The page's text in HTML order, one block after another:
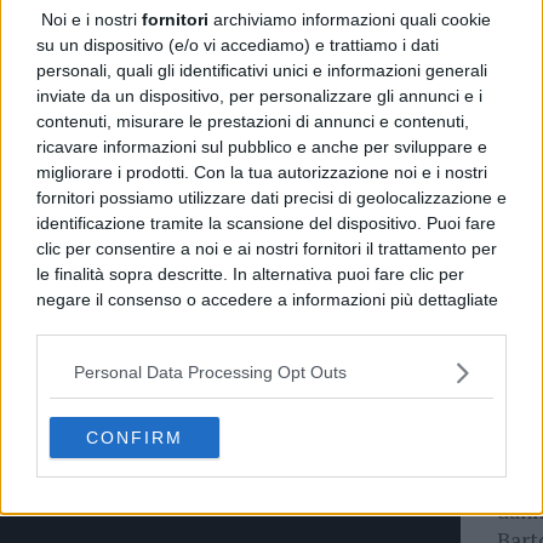
Noi e i nostri fornitori archiviamo informazioni quali cookie
su un dispositivo (e/o vi accediamo) e trattiamo i dati
personali, quali gli identificativi unici e informazioni generali
inviate da un dispositivo, per personalizzare gli annunci e i
contenuti, misurare le prestazioni di annunci e contenuti,
ricavare informazioni sul pubblico e anche per sviluppare e
migliorare i prodotti. Con la tua autorizzazione noi e i nostri
fornitori possiamo utilizzare dati precisi di geolocalizzazione e
identificazione tramite la scansione del dispositivo. Puoi fare
clic per consentire a noi e ai nostri fornitori il trattamento per
le finalità sopra descritte. In alternativa puoi fare clic per
negare il consenso o accedere a informazioni più dettagliate
possono non richiedere il tuo consenso, ma hai il diritto di
opporti a tale trattamento. Le tue preferenze si
applicheranno solo a questo sito web. Puoi modificare le tue
preferenze in qualsiasi momento ritornando su questo sito o
consultando la nostrainformativa sulla riservatezza.
Personal Data Processing Opt Outs
CONFIRM
Il